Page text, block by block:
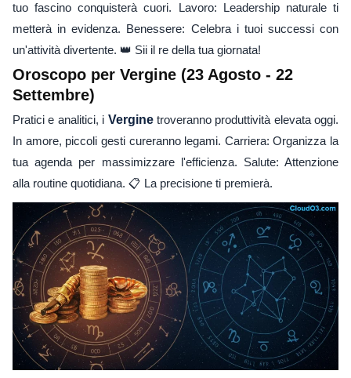
tuo fascino conquisterà cuori. Lavoro: Leadership naturale ti
metterà in evidenza. Benessere: Celebra i tuoi successi con
un'attività divertente. 👑 Sii il re della tua giornata!
Oroscopo per Vergine (23 Agosto - 22
Settembre)
Pratici e analitici, i Verginetroveranno produttività elevata oggi.
In amore, piccoli gesti cureranno legami. Carriera: Organizza la
tua agenda per massimizzare l'efficienza. Salute: Attenzione
alla routine quotidiana. 📋 La precisione ti premierà.